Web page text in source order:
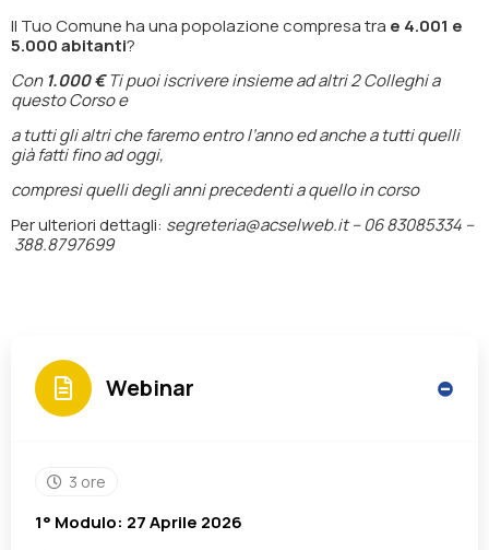
Il Tuo Comune ha una popolazione compresa tra e 4.001 e
5.000 abitanti?
Con 1.000 €Ti puoi iscrivere insieme ad altri 2 Colleghi a
questo Corso e
a tutti gli altri che faremo entro l’anno ed anche a tutti quelli
già fatti fino ad oggi,
compresi quelli degli anni precedenti a quello in corso
Per ulteriori dettagli: segreteria@acselweb.it –06 83085334 –
388.8797699
Webinar
3 ore
1° Modulo: 27 Aprile 2026